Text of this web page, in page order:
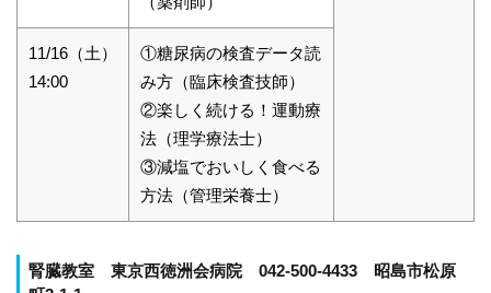
11/16（土）
14:00
①糖尿病の検査データ読
み方（臨床検査技師）
②楽しく続ける！運動療
法（理学療法士）
③減塩でおいしく食べる
方法（管理栄養士）
腎臓教室 東京西徳洲会病院 042-500-4433 昭島市松原